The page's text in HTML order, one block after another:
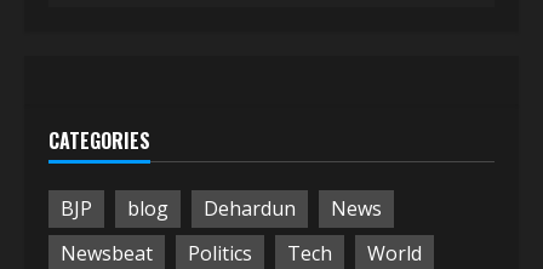
CATEGORIES
BJP blog Dehardun
News
Newsbeat
Politics Tech
World